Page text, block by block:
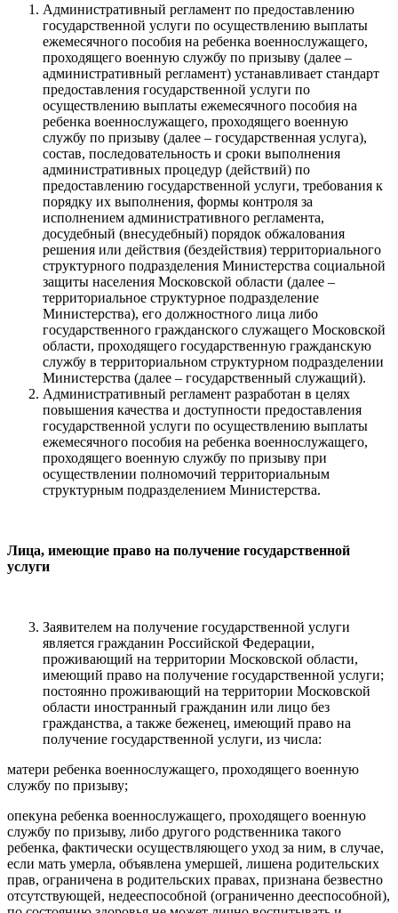
Административный регламент по предоставлению
государственной услуги по осуществлению выплаты
ежемесячного пособия на ребенка военнослужащего,
проходящего военную службу по призыву (далее –
административный регламент) устанавливает стандарт
предоставления государственной услуги по
осуществлению выплаты ежемесячного пособия на
ребенка военнослужащего, проходящего военную
службу по призыву (далее – государственная услуга),
состав, последовательность и сроки выполнения
административных процедур (действий) по
предоставлению государственной услуги, требования к
порядку их выполнения, формы контроля за
исполнением административного регламента,
досудебный (внесудебный) порядок обжалования
решения или действия (бездействия) территориального
структурного подразделения Министерства социальной
защиты населения Московской области (далее –
территориальное структурное подразделение
Министерства), его должностного лица либо
государственного гражданского служащего Московской
области, проходящего государственную гражданскую
службу в территориальном структурном подразделении
Министерства (далее – государственный служащий).
Административный регламент разработан в целях
повышения качества и доступности предоставления
государственной услуги по осуществлению выплаты
ежемесячного пособия на ребенка военнослужащего,
проходящего военную службу по призыву при
осуществлении полномочий территориальным
структурным подразделением Министерства.
Лица, имеющие право на получение государственной
услуги
Заявителем на получение государственной услуги
является гражданин Российской Федерации,
проживающий на территории Московской области,
имеющий право на получение государственной услуги;
постоянно проживающий на территории Московской
области иностранный гражданин или лицо без
гражданства, а также беженец, имеющий право на
получение государственной услуги, из числа:
матери ребенка военнослужащего, проходящего военную
службу по призыву;
опекуна ребенка военнослужащего, проходящего военную
службу по призыву, либо другого родственника такого
ребенка, фактически осуществляющего уход за ним, в случае,
если мать умерла, объявлена умершей, лишена родительских
прав, ограничена в родительских правах, признана безвестно
отсутствующей, недееспособной (ограниченно дееспособной),